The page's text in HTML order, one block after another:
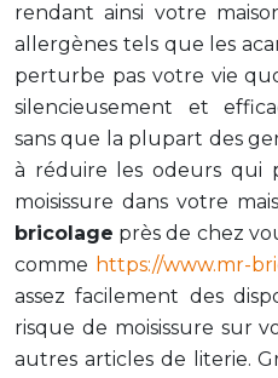
rendant ainsi votre
allergènes tels que les
perturbe pas votre vie
silencieusement et
sans que la plupart des
à réduire les odeurs qui
moisissure dans votre
bricolage près de chez
comme https://www.mr-
assez facilement des
risque de moisissure sur
autres articles de literie.